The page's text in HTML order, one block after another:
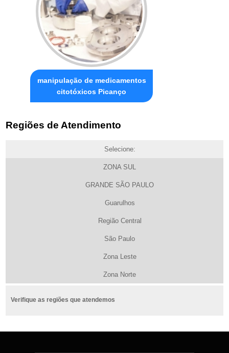
manipulação de medicamentos
citotóxicos Picanço
Regiões de Atendimento
Selecione:
ZONA SUL
GRANDE SÃO PAULO
Guarulhos
Região Central
São Paulo
Zona Leste
Zona Norte
Verifique as regiões que atendemos